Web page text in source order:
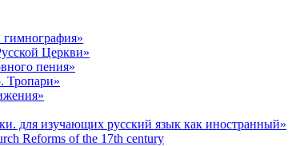
Церкви»
пения»
Тропари»
для изучающих русский язык как иностранный»
Reforms of the 17th century